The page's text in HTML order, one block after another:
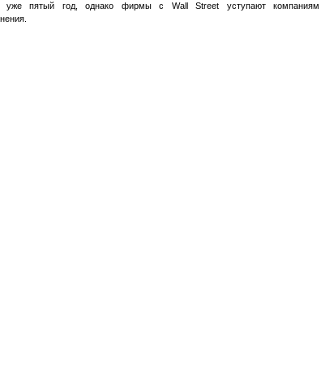
уже пятый год, однако фирмы с Wall Street уступают компаниям